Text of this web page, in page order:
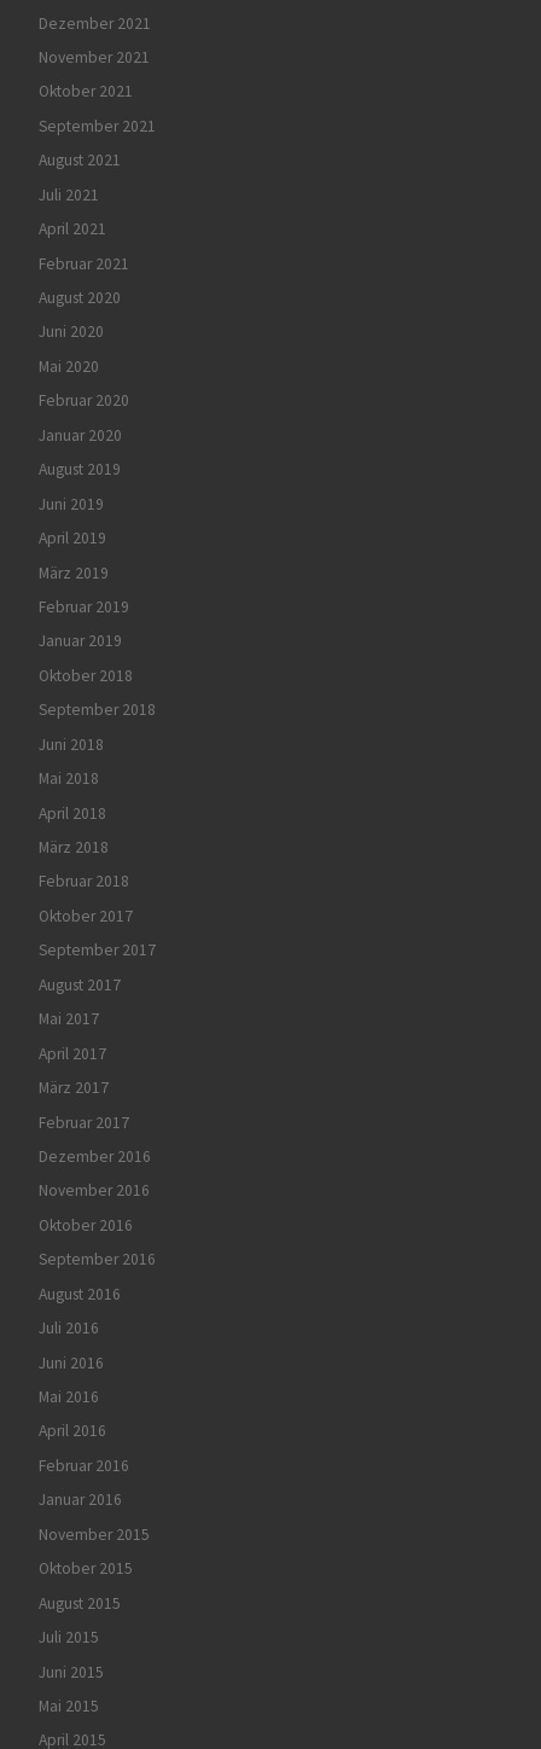
Dezember 2021
November 2021
Oktober 2021
September 2021
August 2021
Juli 2021
April 2021
Februar 2021
August 2020
Juni 2020
Mai 2020
Februar 2020
Januar 2020
August 2019
Juni 2019
April 2019
März 2019
Februar 2019
Januar 2019
Oktober 2018
September 2018
Juni 2018
Mai 2018
April 2018
März 2018
Februar 2018
Oktober 2017
September 2017
August 2017
Mai 2017
April 2017
März 2017
Februar 2017
Dezember 2016
November 2016
Oktober 2016
September 2016
August 2016
Juli 2016
Juni 2016
Mai 2016
April 2016
Februar 2016
Januar 2016
November 2015
Oktober 2015
August 2015
Juli 2015
Juni 2015
Mai 2015
April 2015